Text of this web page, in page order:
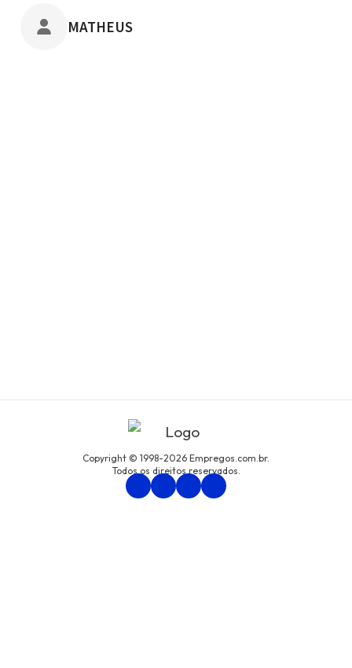
POSTADO POR
MATHEUS
Copyright © 1998-2026 Empregos.com.br.
Todos os direitos reservados.